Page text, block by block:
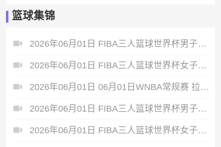
篮球集锦
2026年06月01日 FIBA三人篮球世界杯男子小组赛 中国 10 - 22 荷兰 全场集锦
2026年06月01日 FIBA三人篮球世界杯女子小组赛 意大利 12 - 21 中国 集锦
2026年06月01日 06月01日WNBA常规赛 拉斯维加斯王牌 91 - 81 金州女武神 集锦
2026年06月01日 FIBA三人篮球世界杯男子小组赛 中国 22 - 14 日本 全场集锦
2026年06月01日 FIBA三人篮球世界杯女子小组赛 中国 14 - 21 德国 全场集锦